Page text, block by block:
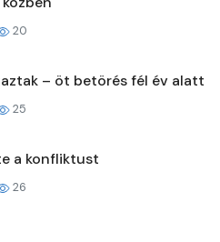
20
– öt betörés fél év alatt
25
a konfliktust
26